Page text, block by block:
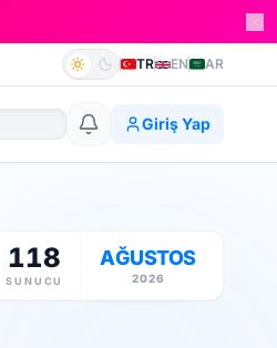
TR EN AR
Giriş Yap
118
SUNUCU
AĞUSTOS
2026